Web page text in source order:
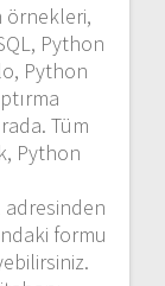
örnekleri,
Python
Python
Tüm
Python
adresinden
formu